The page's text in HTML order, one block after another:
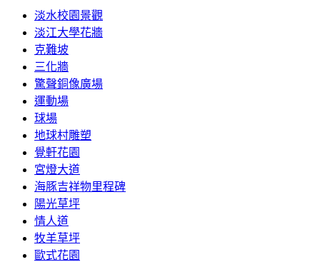
淡水校園景觀
淡江大學花牆
克難坡
三化牆
驚聲銅像廣場
運動場
球場
地球村雕塑
覺軒花園
宮燈大道
海豚吉祥物里程碑
陽光草坪
情人道
牧羊草坪
歐式花園